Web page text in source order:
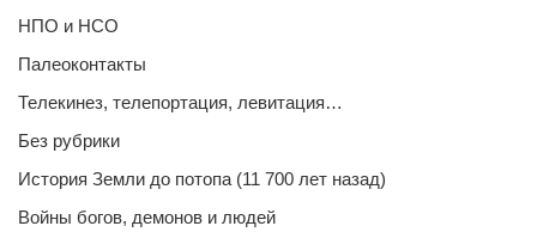
НПО и НСО
Палеоконтакты
Телекинез, телепортация, левитация…
Без рубрики
История Земли до потопа (11 700 лет назад)
Войны богов, демонов и людей